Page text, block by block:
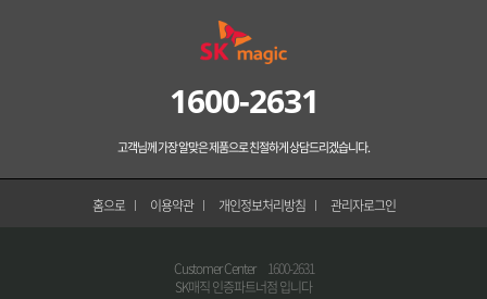
1600-2631
고객님께 가장 알맞은 제품으로 친절하게 상담드리겠습니다.
홈으로 이용약관 개인정보처리방침 관리자로그인
Customer Center 1600-2631
SK매직 인증파트너점 입니다